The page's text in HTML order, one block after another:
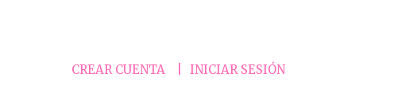
CREAR CUENTA INICIAR SESIÓN